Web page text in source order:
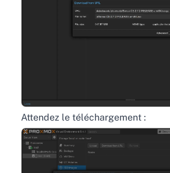
Attendez le téléchargement :